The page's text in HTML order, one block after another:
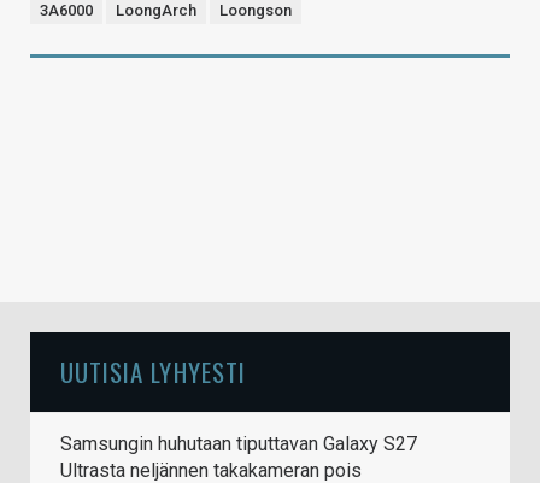
3A6000 LoongArch Loongson
UUTISIA LYHYESTI
Samsungin huhutaan tiputtavan Galaxy S27
Ultrasta neljännen takakameran pois